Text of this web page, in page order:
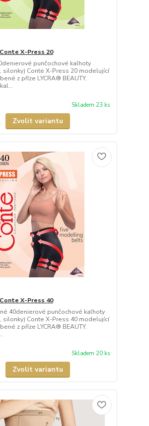
X-Press 20
punčochové kalhoty
silonky) Conte X-Press 20 modelující
z příze LYCRA® BEAUTY.
Skladem 23 ks
Zvolit variantu
X-Press 40
40denierové punčochové kalhoty
silonky) Conte X-Press 40 modelující
z příze LYCRA® BEAUTY.
Skladem 20 ks
Zvolit variantu